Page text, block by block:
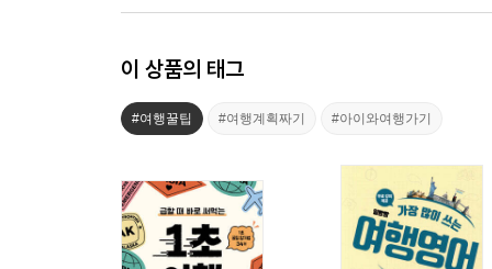
이 상품의 태그
#여행꿀팁 #여행계획짜기 #아이와여행가기